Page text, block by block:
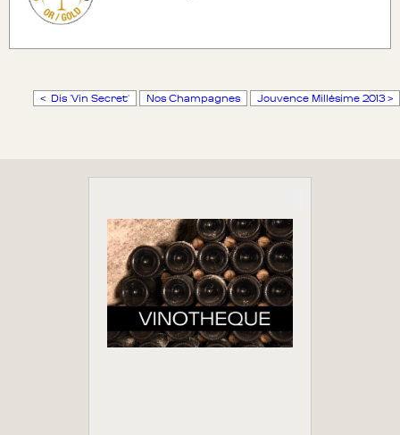
< Dis 'Vin Secret' Nos Champagnes Jouvence Millésime 2013 >